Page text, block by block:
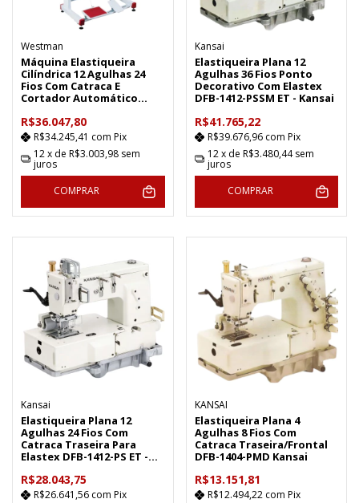
Westman
Máquina Elastiqueira
Cilíndrica 12 Agulhas 24
Fios Com Catraca E
Cortador Automático
R$36.047,80
R$34.245,41 com Pix
12x de R$3.003,98 sem
juros
COMPRAR
Kansai
Elastiqueira Plana 12
Agulhas 36 Fios Ponto
Decorativo Com Elastex
DFB-1412-PSSM ET - Kansai
R$41.765,22
R$39.676,96 com Pix
12 x de R$3.480,44 sem
juros
COMPRAR
Kansai
Elastiqueira Plana 12
Agulhas 24 Fios Com
Catraca Traseira Para
Elastex DFB-1412-PS ET -
R$28.043,75
R$26.641,56 com Pix
KANSAI
Elastiqueira Plana 4
Agulhas 8 Fios Com
Catraca Traseira/Frontal
DFB-1404-PMD Kansai
R$13.151,81
R$12.494,22 com Pix